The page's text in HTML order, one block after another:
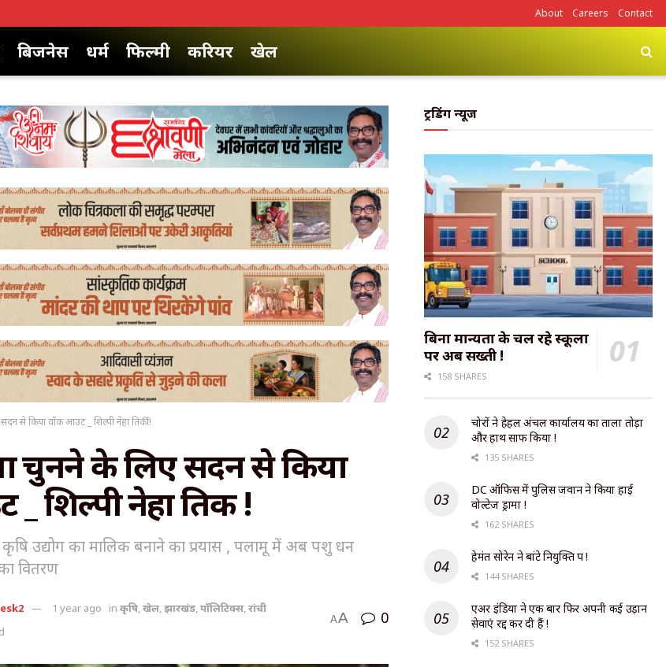
About Careers Contact
बिजनेस धर्म फिल्मी करियर खेल
से किया वॉक आउट _ शिल्पी नेहा तिर्की !
चुनने के लिए सदन से किया
शिल्पी नेहा तिर्की !
उद्योग का मालिक बनाने का प्रयास , पलामू में अब पशु धन
वितरण
1 year ago in कृषि,खेल,झारखंड,पॉलिटिक्स,रांची
AA 0
ट्रेंडिंग न्यूज
बिना मान्यता के चल रहे स्कूलों
पर अब सख्ती !
158 SHARES
चोरों ने हेहल अंचल कार्यालय का ताला तोड़ा
और हाथ साफ किया !
135 SHARES
DC ऑफिस में पुलिस जवान ने किया हाई
वोल्टेज ड्रामा !
162 SHARES
हेमंत सोरेन ने बांटे नियुक्ति पत्र !
144 SHARES
एअर इंडिया ने एक बार फिर अपनी कई उड़ान
सेवाएं रद्द कर दी हैं !
152 SHARES